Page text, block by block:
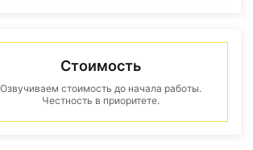
Стоимость
Озвучиваем стоимость до начала работы.
Честность в приоритете.